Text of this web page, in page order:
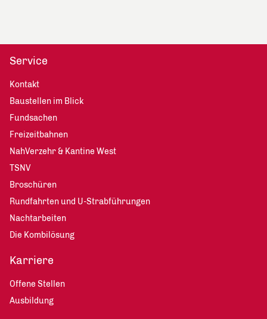
Service
Kontakt
Baustellen im Blick
Fundsachen
Freizeitbahnen
NahVerzehr & Kantine West
TSNV
Broschüren
Rundfahrten und U-Strabführungen
Nachtarbeiten
Die Kombilösung
Karriere
Offene Stellen
Ausbildung